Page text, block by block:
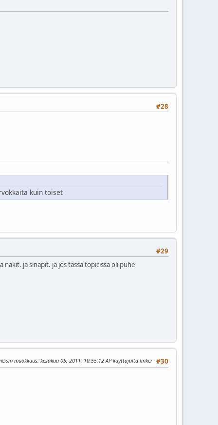
#28
kuin toiset
#29
ja sinapit. ja jos tässä topicissa oli puhe
#30
muokkaus: kesäkuu 05, 2011, 10:55:12 AP käyttäjältä linker